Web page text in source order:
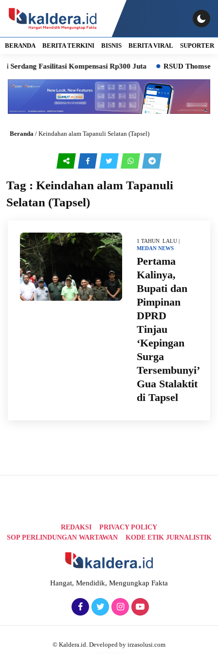
BERANDA BERITA TERKINI BISNIS BERITA VIRAL SUPORTER
Fasilitasi Kompensasi Rp300 Juta RSUD Thomsen
Beranda / Keindahan alam Tapanuli Selatan (Tapsel)
Tag : Keindahan alam Tapanuli
Selatan (Tapsel)
1 TAHUN LALU |
MEDAN NEWS
Pertama
Kalinya,
Bupati dan
Pimpinan
DPRD
Tinjau
‘Kepingan
Surga
Tersembunyi’
Gua Stalaktit
di Tapsel
REDAKSI
PRIVACY POLICY
SOP PERLINDUNGAN WARTAWAN
KODE ETIK JURNALISTIK
Hangat, Mendidik, Mengungkap Fakta
© Kaldera.id. Developed by irzasolusi.com